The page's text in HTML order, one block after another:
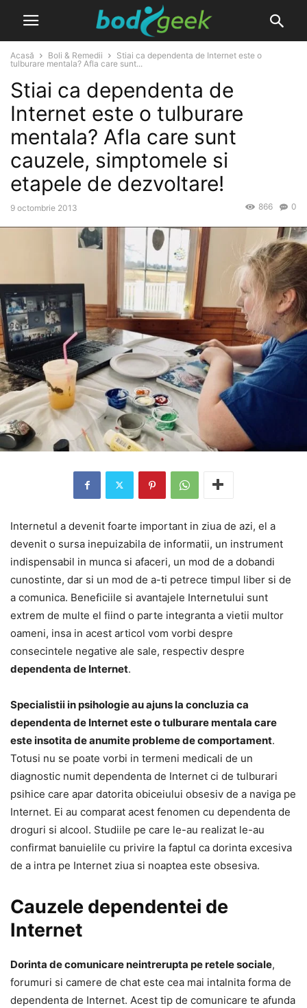
Acasă Boli & Remedii
Stiai ca dependenta de Internet este o
tulburare mentala? Afla care sunt...
Stiai ca dependenta de
Internet este o tulburare
mentala? Afla care sunt
cauzele, simptomele si
etapele de dezvoltare!
9 octombrie 2013 0
866
Internetul a devenit foarte important in ziua de azi, el a
devenit o sursa inepuizabila de informatii, un instrument
indispensabil in munca si afaceri, un mod de a dobandi
cunostinte, dar si un mod de a-ti petrece timpul liber si de
a comunica. Beneficiile si avantajele Internetului sunt
extrem de multe el fiind o parte integranta a vietii multor
oameni, insa in acest articol vom vorbi despre
consecintele negative ale sale, respectiv despre
dependenta de Internet.
Specialistii in psihologie au ajuns la concluzia ca
dependenta de Internet este o tulburare mentala care
este insotita de anumite probleme de comportament.
Totusi nu se poate vorbi in termeni medicali de un
diagnostic numit dependenta de Internet ci de tulburari
psihice care apar datorita obiceiului obsesiv de a naviga pe
Internet. Ei au comparat acest fenomen cu dependenta de
droguri si alcool. Studiile pe care le-au realizat le-au
confirmat banuielile cu privire la faptul ca dorinta excesiva
de a intra pe Internet ziua si noaptea este obsesiva.
Cauzele dependentei de
Internet
Dorinta de comunicare neintrerupta pe retele sociale,
forumuri si camere de chat este cea mai intalnita forma de
dependenta de Internet. Acest tip de comunicare te afunda